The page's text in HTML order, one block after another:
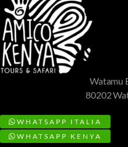
Watamu
80202
WHATSAPP ITALIA
WHATSAPP KENYA